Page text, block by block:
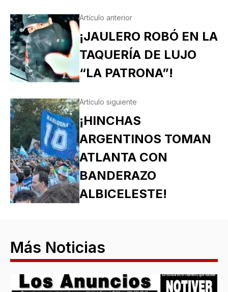
Artículo anterior
¡JAULERO ROBÓ EN LA
TAQUERÍA DE LUJO
“LA PATRONA”!
Artículo siguiente
¡HINCHAS
ARGENTINOS TOMAN
ATLANTA CON
BANDERAZO
ALBICELESTE!
Más Noticias